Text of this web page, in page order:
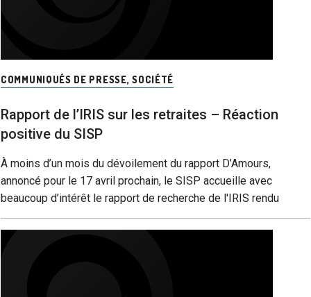
COMMUNIQUÉS DE PRESSE,SOCIÉTÉ
Rapport de l’IRIS sur les retraites – Réaction
positive du SISP
À moins d’un mois du dévoilement du rapport D’Amours,
annoncé pour le 17 avril prochain, le SISP accueille avec
beaucoup d’intérêt le rapport de recherche de l'IRIS rendu